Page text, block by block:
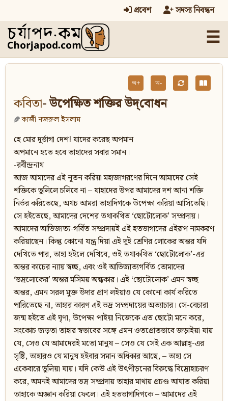
প্রবেশ সদস্য নিবন্ধন
☰
অ+ অ-
কবিতা- উপেক্ষিত শক্তির উদ্‌বোধন
কাজী নজরুল ইসলাম
হে মোর দুর্ভাগা দেশ! যাদের করেছ অপমান
অপমানে হতে হবে তাহাদের সবার সমান।
-রবীন্দ্রনাথ
আজ আমাদের এই নূতন করিয়া মহাজাগরণের দিনে আমাদের সেই
শক্তিকে ভুলিলে চলিবে না – যাহাদের উপর আমাদের দশ আনা শক্তি
নির্ভর করিতেছে, অথচ আমরা তাহাদিগকে উপেক্ষা করিয়া আসিতেছি।
সে হইতেছে, আমাদের দেশের তথাকথিত ‘ছোটোলোক’ সম্প্রদায়।
আমাদের আভিজাত্য-গর্বিত সম্প্রদায়ই এই হতভাগাদের এইরূপ নামকরণ
করিয়াছেন। কিন্তু কোনো যন্ত্র দিয়া এই দুই শ্রেণির লোকের অন্তর যদি
দেখিতে পার, তাহা হইলে দেখিবে, ওই তথাকথিত ‘ছোটোলোক’-এর
অন্তর কাচের ন্যায় স্বচ্ছ, এবং ওই আভিজাত্যগর্বিত তোমাদের
‘ভদ্রলোকের’ অন্তর মসিময় অন্ধকার। এই ‘ছোটোলোক’ এমন স্বচ্ছ
অন্তর, এমন সরল মুক্ত উদার প্রাণ লইয়াও যে কোনো কার্য করিতে
পারিতেছে না, তাহার কারণ এই ভদ্র সম্প্রদায়ের অত্যাচার। সে-বেচারা
জন্ম হইতে এই ঘৃণা, উপেক্ষা পাইয়া নিজেকে এত ছোটো মনে করে,
সংকোচ জড়তা তাহার স্বভাবের সঙ্গে এমন ওতপ্রোতভাবে জড়াইয়া যায়
যে, সেও যে আমাদেরই মতো মানুষ – সেও যে সেই এক আল্লাহ্-এর
সৃষ্টি, তাহারও যে মানুষ হইবার সমান অধিকার আছে, – তাহা সে
একেবারে ভুলিয়া যায়। যদি কেউ এই উৎপীড়নের বিরুদ্ধে বিদ্রোহাচরণ
করে, অমনই আমাদের ভদ্র সম্প্রদায় তাহার মাথায় প্রচণ্ড আঘাত করিয়া
তাহাকে অজ্ঞান করিয়া ফেলে। এই হতভাগাদিগকে – আমাদের এই